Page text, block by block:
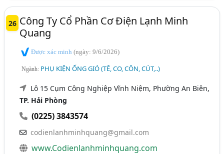
26 Công Ty Cổ Phần Cơ Điện Lạnh Minh
Quang
Được xác minh(ngày: 9/6/2026)
Ngành: PHỤ KIỆN ỐNG GIÓ (TÊ, CO, CÔN, CÚT,..)
Lô 15 Cụm Công Nghiệp Vĩnh Niệm, Phường An Biên,
TP. Hải Phòng
(0225) 3843574
codienlanhminhquang@gmail.com
www.Codienlanhminhquang.com